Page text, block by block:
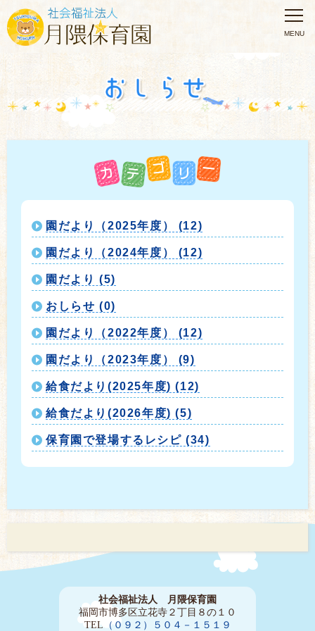
園だより（2025年度） (12)
園だより（2024年度） (12)
園だより (5)
おしらせ (0)
園だより（2022年度） (12)
園だより（2023年度） (9)
給食だより(2025年度) (12)
給食だより(2026年度) (5)
保育園で登場するレシピ (34)
社会福祉法人 月隈保育園
福岡市博多区立花寺２丁目８の１０
TEL（０９２）５０４－１５１９